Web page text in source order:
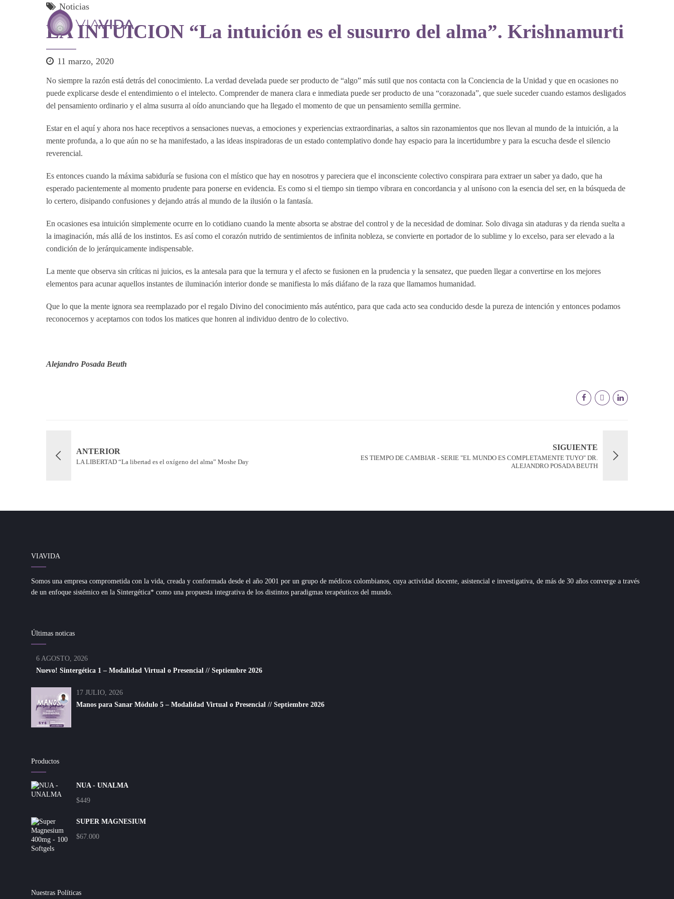
Noticias
LA INTUICION “La intuición es el susurro del alma”. Krishnamurti
11 marzo, 2020
No siempre la razón está detrás del conocimiento. La verdad develada puede ser producto de “algo” más sutil que nos contacta con la Conciencia de la Unidad y que en ocasiones no
puede explicarse desde el entendimiento o el intelecto. Comprender de manera clara e inmediata puede ser producto de una “corazonada”, que suele suceder cuando estamos desligados
del pensamiento ordinario y el alma susurra al oído anunciando que ha llegado el momento de que un pensamiento semilla germine.
Estar en el aquí y ahora nos hace receptivos a sensaciones nuevas, a emociones y experiencias extraordinarias, a saltos sin razonamientos que nos llevan al mundo de la intuición, a la
mente profunda, a lo que aún no se ha manifestado, a las ideas inspiradoras de un estado contemplativo donde hay espacio para la incertidumbre y para la escucha desde el silencio
reverencial.
Es entonces cuando la máxima sabiduría se fusiona con el místico que hay en nosotros y pareciera que el inconsciente colectivo conspirara para extraer un saber ya dado, que ha
esperado pacientemente al momento prudente para ponerse en evidencia. Es como si el tiempo sin tiempo vibrara en concordancia y al unísono con la esencia del ser, en la búsqueda de
lo certero, disipando confusiones y dejando atrás al mundo de la ilusión o la fantasía.
En ocasiones esa intuición simplemente ocurre en lo cotidiano cuando la mente absorta se abstrae del control y de la necesidad de dominar. Solo divaga sin ataduras y da rienda suelta a
la imaginación, más allá de los instintos. Es así como el corazón nutrido de sentimientos de infinita nobleza, se convierte en portador de lo sublime y lo excelso, para ser elevado a la
condición de lo jerárquicamente indispensable.
La mente que observa sin críticas ni juicios, es la antesala para que la ternura y el afecto se fusionen en la prudencia y la sensatez, que pueden llegar a convertirse en los mejores
elementos para acunar aquellos instantes de iluminación interior donde se manifiesta lo más diáfano de la raza que llamamos humanidad.
Que lo que la mente ignora sea reemplazado por el regalo Divino del conocimiento más auténtico, para que cada acto sea conducido desde la pureza de intención y entonces podamos
reconocernos y aceptarnos con todos los matices que honren al individuo dentro de lo colectivo.
Alejandro Posada Beuth
ANTERIOR
LA LIBERTAD “La libertad es el oxígeno del alma” Moshe Day
SIGUIENTE
ES TIEMPO DE CAMBIAR - SERIE "EL MUNDO ES COMPLETAMENTE TUYO" DR.
ALEJANDRO POSADA BEUTH
VIAVIDA
Somos una empresa comprometida con la vida, creada y conformada desde el año 2001 por un grupo de médicos colombianos, cuya actividad docente, asistencial e investigativa, de más de 30 años converge a través
de un enfoque sistémico en la Sintergética* como una propuesta integrativa de los distintos paradigmas terapéuticos del mundo.
Últimas noticas
6 AGOSTO, 2026
Nuevo! Sintergética 1 – Modalidad Virtual o Presencial // Septiembre 2026
17 JULIO, 2026
Manos para Sanar Módulo 5 – Modalidad Virtual o Presencial // Septiembre 2026
Productos
NUA - UNALMA
$449
SUPER MAGNESIUM
$67.000
Nuestras Políticas